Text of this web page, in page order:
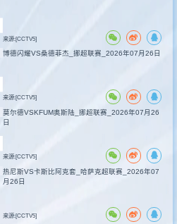
来源:[CCTV5]
博德闪耀VS桑德菲杰_挪超联赛_2026年07月26日
来源:[CCTV5]
莫尔德VSKFUM奥斯陆_挪超联赛_2026年07月26
日
来源:[CCTV5]
热尼斯VS卡斯比阿克套_哈萨克超联赛_2026年07
月26日
来源:[CCTV5]